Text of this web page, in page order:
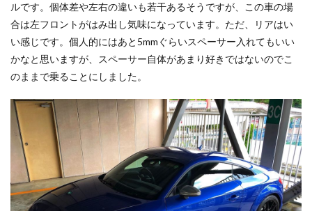
ルです。個体差や左右の違いも若干あるそうですが、この車の場
合は左フロントがはみ出し気味になっています。ただ、リアはい
い感じです。個人的にはあと5mmぐらいスペーサー入れてもいい
かなと思いますが、スペーサー自体があまり好きではないのでこ
のままで乗ることにしました。